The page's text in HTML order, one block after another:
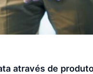
através de